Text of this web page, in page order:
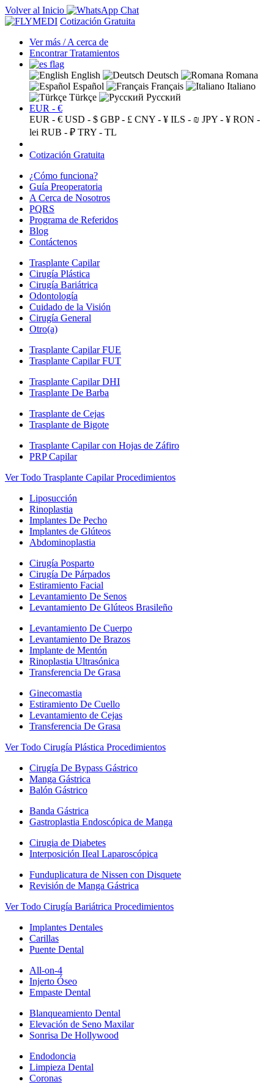
Volver al Inicio
Cotización Gratuita
Ver más / A cerca de
Encontrar Tratamientos
English Deutsch
Romana
Español
Français
Italiano
Türkçe
Русский
EUR - €
EUR - € USD - $ GBP - £ CNY - ¥ ILS - ₪ JPY - ¥ RON -
lei RUB - ₽ TRY - TL
Cotización Gratuita
¿Cómo funciona?
Guía Preoperatoria
A Cerca de Nosotros
PQRS
Programa de Referidos
Blog
Contáctenos
Trasplante Capilar
Cirugía Plástica
Cirugía Bariátrica
Odontología
Cuidado de la Visión
Cirugía General
Otro(a)
Trasplante Capilar FUE
Trasplante Capilar FUT
Trasplante Capilar DHI
Trasplante De Barba
Trasplante de Cejas
Trasplante de Bigote
Trasplante Capilar con Hojas de Záfiro
PRP Capilar
Ver Todo Trasplante Capilar Procedimientos
Liposucción
Rinoplastia
Implantes De Pecho
Implantes de Glúteos
Abdominoplastia
Cirugía Posparto
Cirugía De Párpados
Estiramiento Facial
Levantamiento De Senos
Levantamiento De Glúteos Brasileño
Levantamiento De Cuerpo
Levantamiento De Brazos
Implante de Mentón
Rinoplastia Ultrasónica
Transferencia De Grasa
Ginecomastia
Estiramiento De Cuello
Levantamiento de Cejas
Transferencia De Grasa
Ver Todo Cirugía Plástica Procedimientos
Cirugía De Bypass Gástrico
Manga Gástrica
Balón Gástrico
Banda Gástrica
Gastroplastia Endoscópica de Manga
Cirugia de Diabetes
Interposición IIeal Laparoscópica
Funduplicatura de Nissen con Disquete
Revisión de Manga Gástrica
Ver Todo Cirugía Bariátrica Procedimientos
Implantes Dentales
Carillas
Puente Dental
All-on-4
Injerto Óseo
Empaste Dental
Blanqueamiento Dental
Elevación de Seno Maxilar
Sonrisa De Hollywood
Endodoncia
Limpieza Dental
Coronas